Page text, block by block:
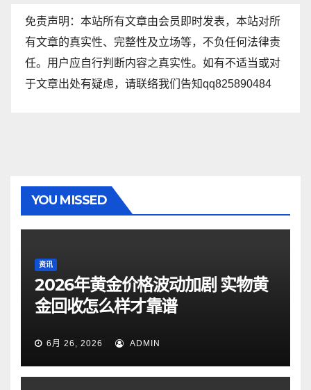
免责声明：本站所有文章由会员即时发表，本站对所
有文章的真实性、完整性及立场等，不负任何法律责
任。用户应自行判断内容之真实性。如有不适当或对
于文章出处有疑虑，请联络我们告知qq825890484
YOU MISSED
资讯
2026年黄金价格波动加剧 实物黄
金回收怎么样才靠谱
6月 26, 2026 ADMIN